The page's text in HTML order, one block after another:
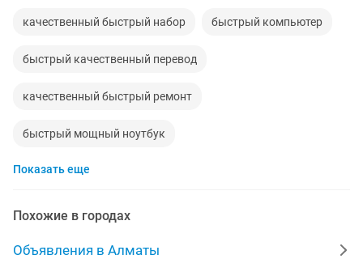
качественный быстрый набор быстрый компьютер
быстрый качественный перевод
качественный быстрый ремонт
быстрый мощный ноутбук
быстрый ремонт ноутбуков
Показать еще
Похожие в городах
Объявления в Алматы